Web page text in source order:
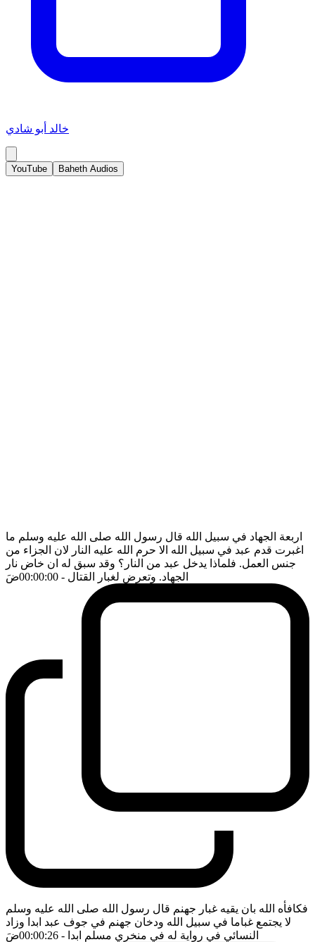
خالد أبو شادي
YouTube Baheth Audios
اربعة الجهاد في سبيل الله قال رسول الله صلى الله عليه وسلم ما
اغبرت قدم عبد في سبيل الله الا حرم الله عليه النار لان الجزاء من
جنس العمل. فلماذا يدخل عبد من النار؟ وقد سبق له ان خاض نار
الجهاد. وتعرض لغبار القتال - 00:00:00 ضَ
فكافأه الله بان يقيه غبار جهنم قال رسول الله صلى الله عليه وسلم
لا يجتمع غباما في سبيل الله ودخان جهنم في جوف عبد ابدا وزاد
النسائي في رواية له في منخري مسلم ابدا - 00:00:26 ضَ